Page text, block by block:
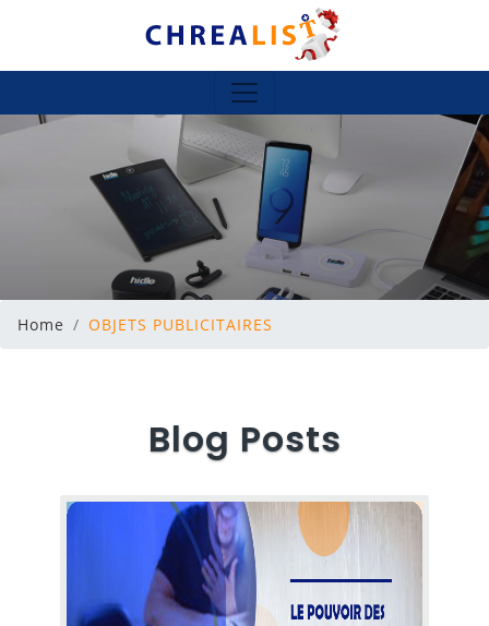
Home OBJETS PUBLICITAIRES
Blog Posts